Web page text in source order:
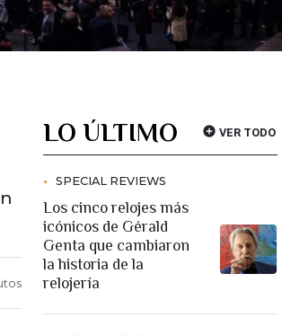
LO ÚLTIMO VER TODO
SPECIAL REVIEWS
Los cinco relojes más
icónicos de Gérald
Genta que cambiaron
la historia de la
relojería